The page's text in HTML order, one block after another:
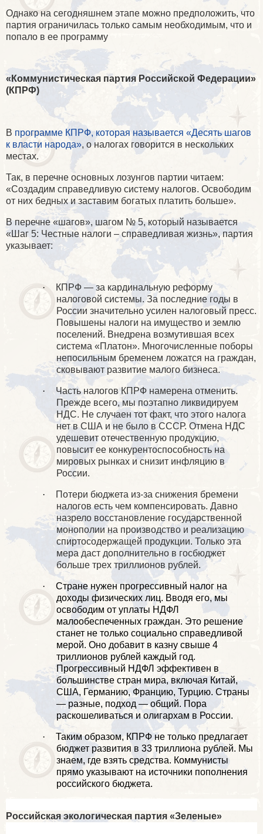
Однако на сегодняшнем этапе можно предположить, что
партия ограничилась только самым необходимым, что и
попало в ее программу
«Коммунистическая партия Российской Федерации»
(КПРФ)
В программе КПРФ, которая называется «Десять шагов
к власти народа», о налогах говорится в нескольких
местах.
Так, в перечне основных лозунгов партии читаем:
«Создадим справедливую систему налогов. Освободим
от них бедных и заставим богатых платить больше».
В перечне «шагов», шагом № 5, который называется
«Шаг 5: Честные налоги – справедливая жизнь», партия
указывает:
·
КПРФ — за кардинальную реформу
налоговой системы. За последние годы в
России значительно усилен налоговый пресс.
Повышены налоги на имущество и землю
поселений. Внедрена возмутившая всех
система «Платон». Многочисленные поборы
непосильным бременем ложатся на граждан,
сковывают развитие малого бизнеса.
·
Часть налогов КПРФ намерена отменить.
Прежде всего, мы поэтапно ликвидируем
НДС. Не случаен тот факт, что этого налога
нет в США и не было в СССР. Отмена НДС
удешевит отечественную продукцию,
повысит ее конкурентоспособность на
мировых рынках и снизит инфляцию в
России.
·
Потери бюджета из-за снижения бремени
налогов есть чем компенсировать. Давно
назрело восстановление государственной
монополии на производство и реализацию
спиртосодержащей продукции. Только эта
мера даст дополнительно в госбюджет
больше трех триллионов рублей.
·
Стране нужен прогрессивный налог на
доходы физических лиц. Вводя его, мы
освободим от уплаты НДФЛ
малообеспеченных граждан. Это решение
станет не только социально справедливой
мерой. Оно добавит в казну свыше 4
триллионов рублей каждый год.
Прогрессивный НДФЛ эффективен в
большинстве стран мира, включая Китай,
США, Германию, Францию, Турцию. Страны
— разные, подход — общий. Пора
раскошеливаться и олигархам в России.
·
Таким образом, КПРФ не только предлагает
бюджет развития в 33 триллиона рублей. Мы
знаем, где взять средства. Коммунисты
прямо указывают на источники пополнения
российского бюджета.
Российская экологическая партия «Зеленые»